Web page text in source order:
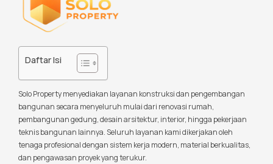
Daftar Isi
Solo Property menyediakan layanan konstruksi dan pengembangan
bangunan secara menyeluruh mulai dari renovasi rumah,
pembangunan gedung, desain arsitektur, interior, hingga pekerjaan
teknis bangunan lainnya. Seluruh layanan kami dikerjakan oleh
tenaga profesional dengan sistem kerja modern, material berkualitas,
dan pengawasan proyek yang terukur.